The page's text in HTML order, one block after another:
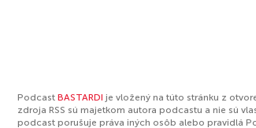
Podcast BASTARDI je vložený na túto stránku z
zdroja RSS sú majetkom autora podcastu a nie sú
podcast porušuje práva iných osôb alebo pravidlá